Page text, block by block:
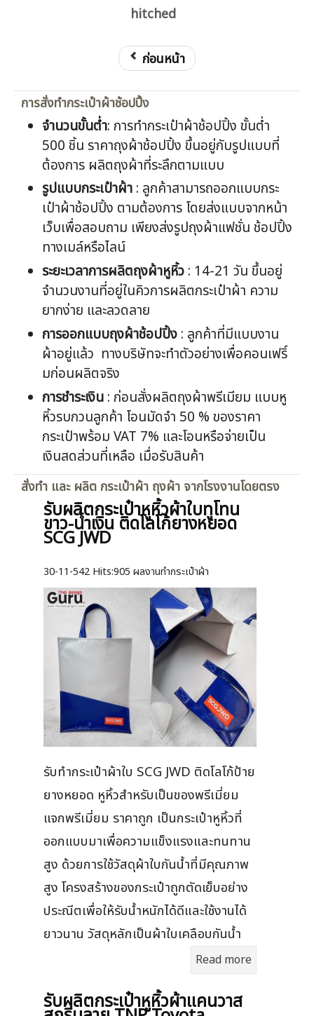
hitched
ก่อนหน้า
การสั่งทำกระเป๋าผ้าช้อปปิ้ง
จำนวนขั้นต่ำ: การทำกระเป๋าผ้าช้อปปิ้ง ขั้นต่ำ
500 ชิ้น ราคาถุงผ้าช้อปปิ้ง ขึ้นอยู่กับรูปแบบที่
ต้องการ ผลิตถุงผ้าที่ระลึกตามแบบ
รูปแบบกระเป๋าผ้า : ลูกค้าสามารถออกแบบกระ
เป๋าผ้าช้อปปิ้ง ตามต้องการ โดยส่งแบบจากหน้า
เว็บเพื่อสอบถาม เพียงส่งรูปถุงผ้าแฟชั่น ช้อปปิ้ง
ทางเมล์หรือไลน์
ระยะเวลาการผลิตถุงผ้าหูหิ้ว : 14-21 วัน ขึ้นอยู่
จำนวนงานที่อยู่ในคิวการผลิตกระเป๋าผ้า ความ
ยากง่าย และลวดลาย
การออกแบบถุงผ้าช้อปปิ้ง : ลูกค้าที่มีแบบงาน
ผ้าอยู่แล้ว ทางบริษัทจะทำตัวอย่างเพื่อคอนเฟริ์
มก่อนผลิตจริง
การชำระเงิน : ก่อนสั่งผลิตถุงผ้าพรีเมียม แบบหู
หิ้วรบกวนลูกค้า โอนมัดจำ 50 % ของราคา
กระเป๋าพร้อม VAT 7% และโอนหรือจ่ายเป็น
เงินสดส่วนที่เหลือ เมื่อรับสินค้า
สั่งทำ และ ผลิต กระเป๋าผ้า ถุงผ้า จากโรงงานโดยตรง
รับผลิตกระเป๋าหูหิ้วผ้าใบทูโทน
ขาว-น้ำเงิน ติดโลโก้ยางหยอด
SCG JWD
30-11-542 Hits:905 ผลงานทำกระเป๋าผ้า
รับทำกระเป๋าผ้าใบ SCG JWD ติดโลโก้ป้าย
ยางหยอด หูหิ้วสำหรับเป็นของพรีเมี่ยม
แจกพรีเมี่ยม ราคาถูก เป็นกระเป๋าหูหิ้วที่
ออกแบบมาเพื่อความแข็งแรงและทนทาน
สูง ด้วยการใช้วัสดุผ้าใบกันน้ำที่มีคุณภาพ
สูง โครงสร้างของกระเป๋าถูกตัดเย็บอย่าง
ประณีตเพื่อให้รับน้ำหนักได้ดีและใช้งานได้
ยาวนาน วัสดุหลักเป็นผ้าใบเคลือบกันน้ำ
Read more
รับผลิตกระเป๋าหูหิ้วผ้าแคนวาส